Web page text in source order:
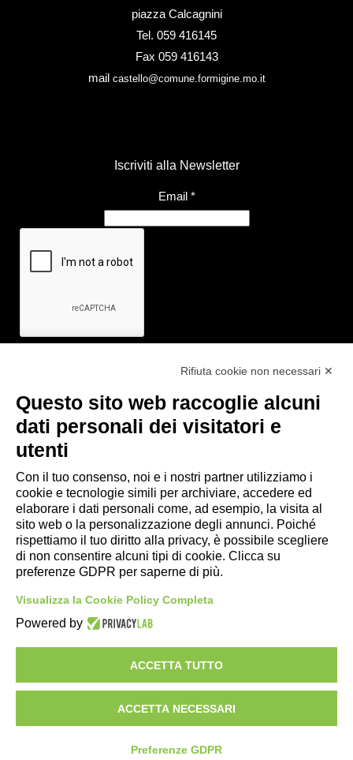
piazza Calcagnini
Tel. 059 416145
Fax 059 416143
mail castello@comune.formigine.mo.it
Iscriviti alla Newsletter
Email *
Link utili
- Ufficio di informazione e accoglienza turistica di Maranello, Fiorano
- Comune di Formigine
- Trasporti Locali
- Trenitalia
Scarica le app
- App iPhone Maranello e Dintorni
Rifiuta cookie non necessari ✕
Questo sito web raccoglie alcuni
dati personali dei visitatori e
utenti
Con il tuo consenso, noi e i nostri partner utilizziamo i
cookie e tecnologie simili per archiviare, accedere ed
elaborare i dati personali come, ad esempio, la visita al
sito web o la personalizzazione degli annunci. Poiché
rispettiamo il tuo diritto alla privacy, è possibile scegliere
di non consentire alcuni tipi di cookie. Clicca su
preferenze GDPR per saperne di più.
Visualizza la Cookie Policy Completa
Powered by
ACCETTA TUTTO
ACCETTA NECESSARI
Preferenze GDPR